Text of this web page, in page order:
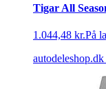
Tigar All
1.044,48 kr.På
autodeleshop.dk